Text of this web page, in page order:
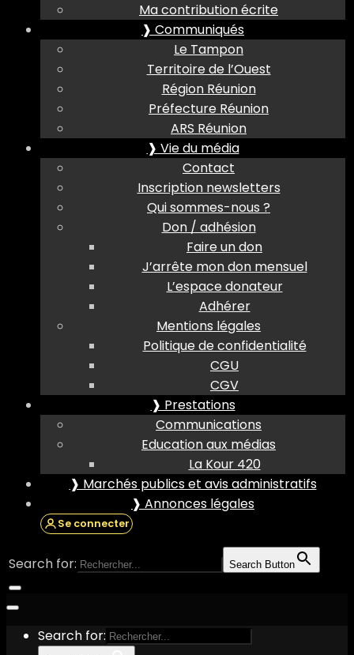
Ma contribution écrite
❱ Communiqués
Le Tampon
Territoire de l’Ouest
Région Réunion
Préfecture Réunion
ARS Réunion
❱ Vie du média
Contact
Inscription newsletters
Qui sommes-nous ?
Don / adhésion
Faire un don
J’arrête mon don mensuel
L’espace donateur
Adhérer
Mentions légales
Politique de confidentialité
CGU
CGV
❱ Prestations
Communications
Education aux médias
La Kour 420
❱ Marchés publics et avis administratifs
❱ Annonces légales
Se connecter
Search for: Search Button
Search for: